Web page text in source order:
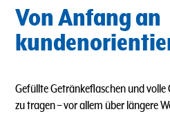
Von Anfang an
Gefüllte Getränkeflaschen und
zu tragen – vor allem über längere